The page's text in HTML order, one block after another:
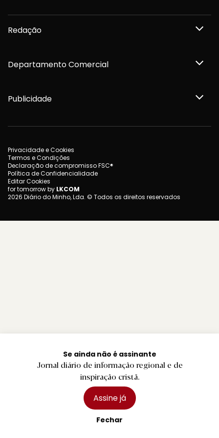
Se ainda não é assinante
Jornal diário de informação regional e de
inspiração cristã.
Assine já
Fechar
Redação
Departamento Comercial
Publicidade
Privacidade e Cookies
Termos e Condições
Declaração de compromisso FSC®
Política de Confidencialidade
Editar Cookies
for tomorrow by LKCOM
2026 Diário do Minho, Lda. © Todos os direitos reservados